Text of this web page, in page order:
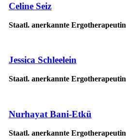
Celine Seiz
Staatl. anerkannte Ergotherapeutin
Jessica Schleelein
Staatl. anerkannte Ergotherapeutin
Nurhayat Bani-Etkü
Staatl. anerkannte Ergotherapeutin